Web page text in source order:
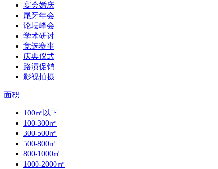
宴会婚庆
尾牙年会
论坛峰会
学术研讨
竞选赛事
庆典仪式
路演促销
影视拍摄
面积
100㎡以下
100-300㎡
300-500㎡
500-800㎡
800-1000㎡
1000-2000㎡